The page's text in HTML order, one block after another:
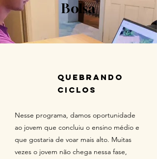
Bolsa
QUEBRANDO
CICLOS
Nesse programa, damos oportunidade
ao jovem que concluiu o ensino médio e
que gostaria de voar mais alto. Muitas
vezes o jovem não chega nessa fase,